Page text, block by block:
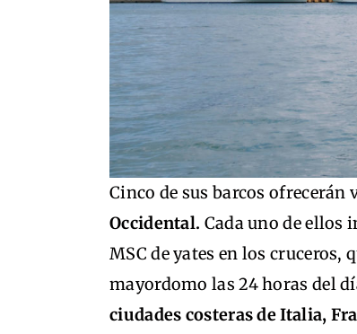
Cinco de sus barcos ofrecerán
Occidental. Cada uno de ellos
MSC de yates en los cruceros,
mayordomo las 24 horas del
ciudades costeras de Italia,